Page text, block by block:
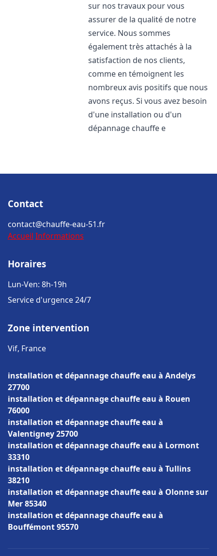
sur nos travaux pour vous
assurer de la qualité de notre
service. Nous sommes
également très attachés à la
satisfaction de nos clients,
comme en témoignent les
nombreux avis positifs que nous
avons reçus. Si vous avez besoin
d'une installation ou d'un
dépannage chauffe e
Contact
contact@chauffe-eau-51.fr
Accueil Informations
Horaires
Lun-Ven: 8h-19h
Service d'urgence 24/7
Zone intervention
Vif, France
installation et dépannage chauffe eau à Andelys
27700
installation et dépannage chauffe eau à Rouen
76000
installation et dépannage chauffe eau à
Valentigney 25700
installation et dépannage chauffe eau à Lormont
33310
installation et dépannage chauffe eau à Tullins
38210
installation et dépannage chauffe eau à Olonne sur
Mer 85340
installation et dépannage chauffe eau à
Bouffémont 95570